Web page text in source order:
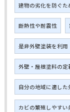
建物の劣化を防ぐた
断熱性や耐震性
是非外壁塗装を利用
外壁・屋根塗料の定
自分の地域に適し
カビの繁殖しやすい